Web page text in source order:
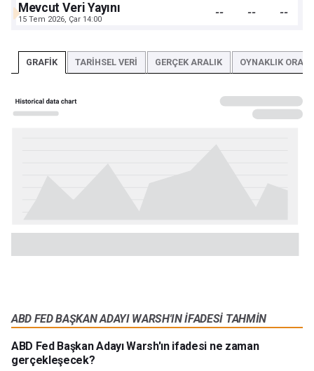
Mevcut Veri Yayını
15 Tem 2026, Çar 14:00
-- -- --
GRAFIK TARIHSEL VERI GERÇEK ARALIK OYNAKLIK ORANI
ABD FED BAŞKAN ADAYI WARSH'IN IFADESI TAHMIN
ABD Fed Başkan Adayı Warsh'ın ifadesi ne zaman
gerçekleşecek?